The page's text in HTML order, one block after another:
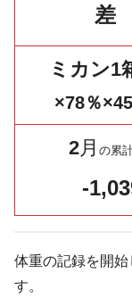
ミカン1
×78％
2月 の累
-
体重の記録を開
す。